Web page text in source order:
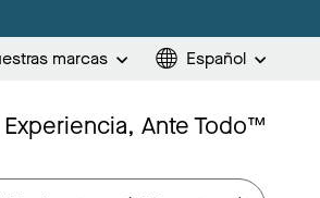
marcas Español
Experiencia, Ante Todo™